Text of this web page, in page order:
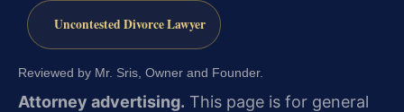
Uncontested Divorce Lawyer
Reviewed by Mr. Sris, Owner and Founder.
Attorney advertising. This page is for general